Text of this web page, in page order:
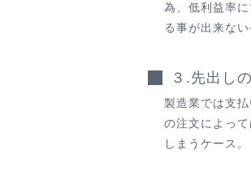
為、低利益率
る事が出来ない
３.先出し
製造業では支
の注文によっ
しまうケース。